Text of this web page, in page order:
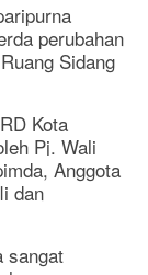
perubahan
Sidang
Kota
Pj. Wali
Anggota
dan
sangat